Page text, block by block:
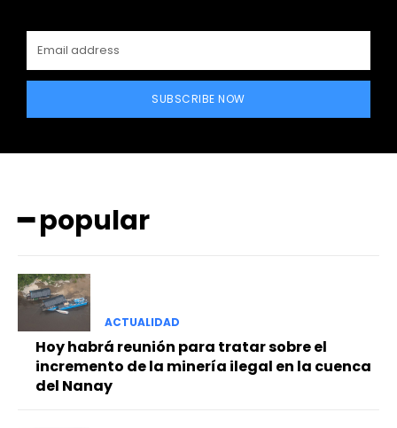
━ Planes
SUBSCRIBE NOW
━ popular
ACTUALIDAD
Hoy habrá reunión para tratar sobre el
incremento de la minería ilegal en la cuenca
del Nanay